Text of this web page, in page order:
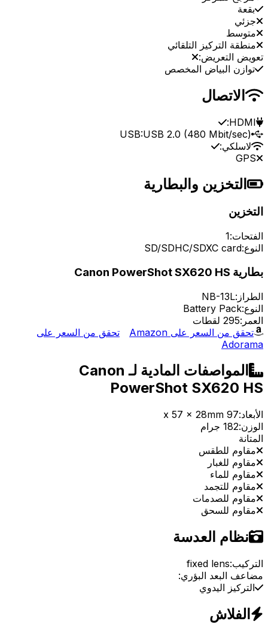
بقعة
جزئي
متوسط
منطقة التركيز التلقائي
تعويض التعريض:
توازن البياض المخصص
الاتصال
HDMI:
USB:USB 2.0 (480 Mbit/sec)
لاسلكي:
GPS
التخزين والبطارية
التخزين
الفتحات:1
النوع:SD/SDHC/SDXC card
بطارية Canon PowerShot SX620 HS
الطراز:NB-13L
النوع:Battery Pack
العمر:295 لقطات
تحقق من السعر على Amazon
تحقق من السعر على
Adorama
المواصفات المادية لـ Canon
PowerShot SX620 HS
الأبعاد:97 x 57 x 28mm
الوزن:182 جرام
المتانة
مقاوم للطقس
مقاوم للغبار
مقاوم للماء
مقاوم للتجمد
مقاوم للصدمات
مقاوم للسحق
نظام العدسة
التركيب:fixed lens
مضاعف البعد البؤري:
التركيز اليدوي
الفلاش